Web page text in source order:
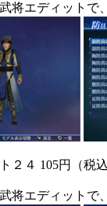
将エディット
２４ 105円（税込
将エディット